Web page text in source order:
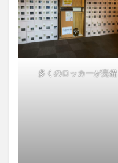
多くのロッカーが完備